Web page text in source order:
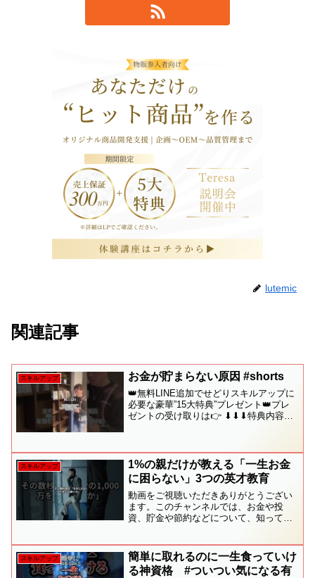
lutemic
関連記事
スキルアップ お金が貯まらない原因 #shorts
👑無料LINE追加でせどりスキルアップに
必要な豪華”15大特典”プレゼント👑プレ
ゼントの受け取りは👉 ⬇︎⬇︎⬇︎特典内容の
達成した方法〜✅［2］メルカリ在...
スキルアップ
1%の親だけが教える「一生お金
に困らない」3つの英才教育
動画をご視聴いただきありがとうござい
ます。このチャンネルでは、お金や投
資、貯金や節約などについて、知ってい
なくすためには、まずは「正しい現状」
を知り、小さな習慣から変え...
スキルアップ
簡単に取れるのに一生食っていけ
る神資格 #ついつい気になる有